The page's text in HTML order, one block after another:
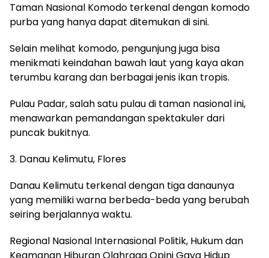
Taman Nasional Komodo terkenal dengan komodo
purba yang hanya dapat ditemukan di sini.
Selain melihat komodo, pengunjung juga bisa
menikmati keindahan bawah laut yang kaya akan
terumbu karang dan berbagai jenis ikan tropis.
Pulau Padar, salah satu pulau di taman nasional ini,
menawarkan pemandangan spektakuler dari
puncak bukitnya.
3. Danau Kelimutu, Flores
Danau Kelimutu terkenal dengan tiga danaunya
yang memiliki warna berbeda-beda yang berubah
seiring berjalannya waktu.
Regional Nasional Internasional Politik, Hukum dan